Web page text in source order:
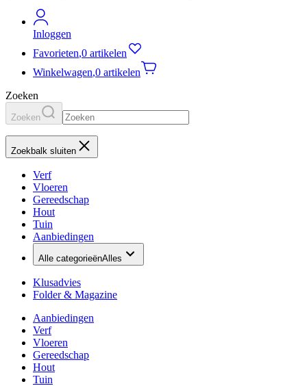
Inloggen
Favorieten,0 artikelen
Winkelwagen,0 artikelen
Zoeken
Zoeken
Zoekbalk sluiten
Verf
Vloeren
Gereedschap
Hout
Tuin
Aanbiedingen
Alle categorieënAlles
Klusadvies
Folder & Magazine
Aanbiedingen
Verf
Vloeren
Gereedschap
Hout
Tuin